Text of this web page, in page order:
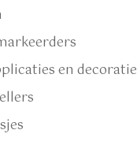
en decoratie